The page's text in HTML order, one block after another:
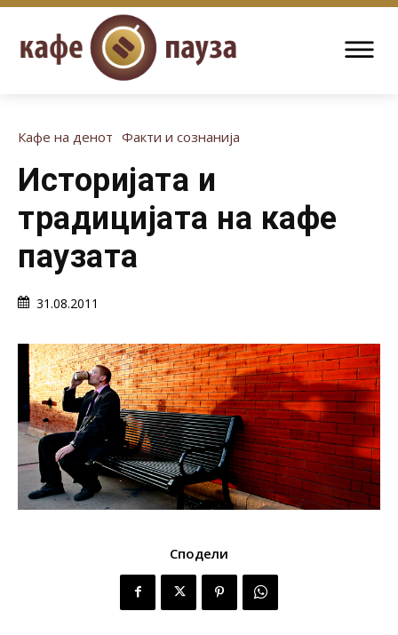
Кафе на денот Факти и сознанија
Историјата и
традицијата на кафе
паузата
31.08.2011
Сподели